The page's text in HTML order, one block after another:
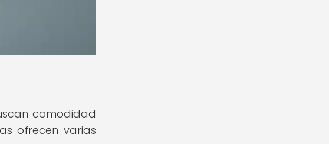
comodidad
ofrecen varias